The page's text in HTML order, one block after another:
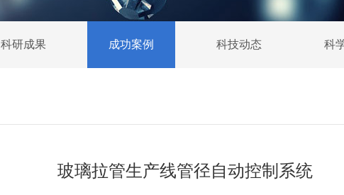
科研成果 成功案例 科技动态 科
玻璃拉管生产线管径自动控制系统